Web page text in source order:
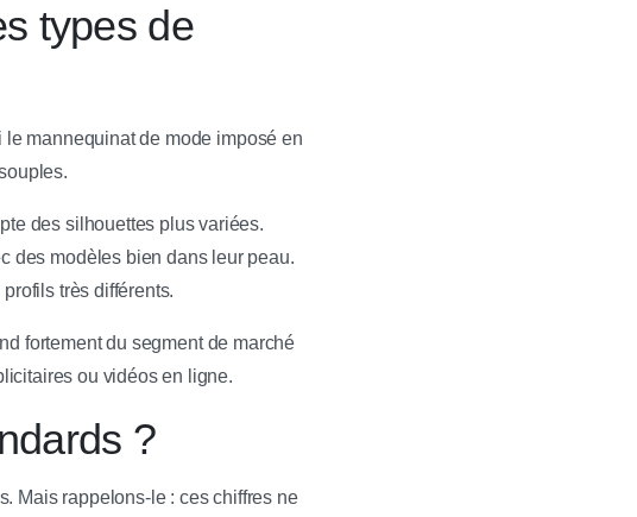
types de
le mannequinat de mode imposé en
des silhouettes plus variées.
des modèles bien dans leur peau.
très différents.
fortement du segment de marché
ou vidéos en ligne.
?
Mais rappelons-le : ces chiffres ne